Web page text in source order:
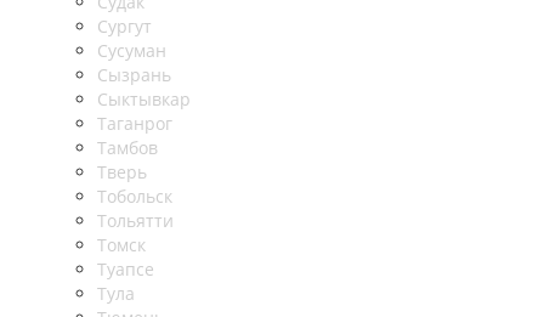
Сургут
Сусуман
Сызрань
Сыктывкар
Таганрог
Тамбов
Тверь
Тобольск
Тольятти
Томск
Туапсе
Тула